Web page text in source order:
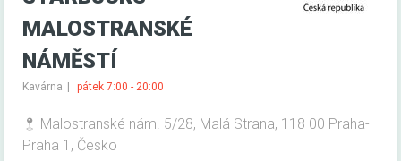
MALOSTRANSKÉ
NÁMĚSTÍ
Kavárna pátek 7:00 - 20:00
Malostranské nám. 5/28, Malá Strana, 118 00 Praha-
Praha 1, Česko